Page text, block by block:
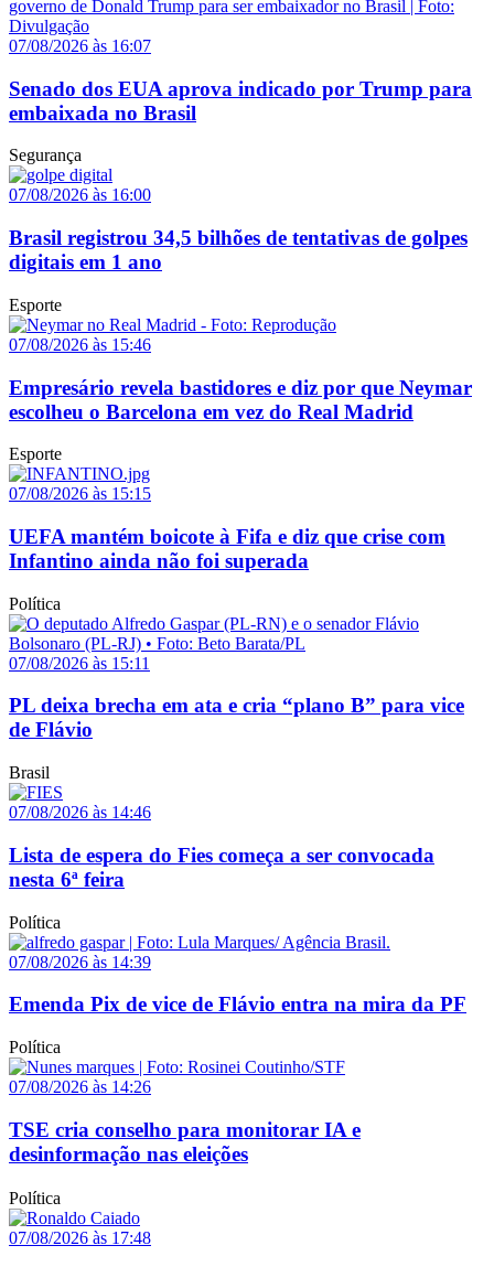
07/08/2026 às 16:07
Senado dos EUA aprova indicado por Trump para
embaixada no Brasil
Segurança
07/08/2026 às 16:00
Brasil registrou 34,5 bilhões de tentativas de golpes
digitais em 1 ano
Esporte
07/08/2026 às 15:46
Empresário revela bastidores e diz por que Neymar
escolheu o Barcelona em vez do Real Madrid
Esporte
07/08/2026 às 15:15
UEFA mantém boicote à Fifa e diz que crise com
Infantino ainda não foi superada
Política
07/08/2026 às 15:11
PL deixa brecha em ata e cria “plano B” para vice
de Flávio
Brasil
07/08/2026 às 14:46
Lista de espera do Fies começa a ser convocada
nesta 6ª feira
Política
07/08/2026 às 14:39
Emenda Pix de vice de Flávio entra na mira da PF
Política
07/08/2026 às 14:26
TSE cria conselho para monitorar IA e
desinformação nas eleições
Política
07/08/2026 às 17:48